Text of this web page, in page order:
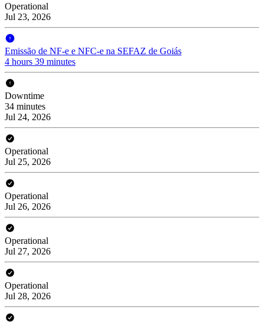
Operational
Jul 23, 2026
Emissão de NF-e e NFC-e na SEFAZ de Goiás
4 hours 39 minutes
Downtime
34 minutes
Jul 24, 2026
Operational
Jul 25, 2026
Operational
Jul 26, 2026
Operational
Jul 27, 2026
Operational
Jul 28, 2026